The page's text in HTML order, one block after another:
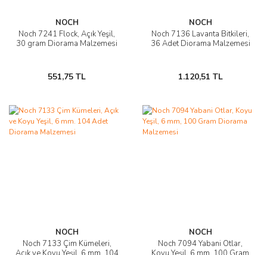
NOCH
Noch 7241 Flock, Açık Yeşil,
30 gram Diorama Malzemesi
551,75 TL
NOCH
Noch 7136 Lavanta Bitkileri,
36 Adet Diorama Malzemesi
1.120,51 TL
NOCH
Noch 7133 Çim Kümeleri,
NOCH
Noch 7094 Yabani Otlar,